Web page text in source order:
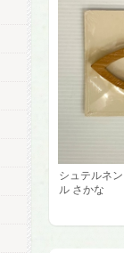
シュテルネ
ル さかな